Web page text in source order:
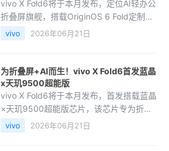
vivo X Fold6将于本月发布，定位AI轻办公
折叠屏旗舰，搭载OriginOS 6 Fold定制系
统。新品聚焦会议效率痛点，通过四麦克
风硬件升级和AI功能提升：AI分角色转写
vivo 2026年06月21日
为折叠屏+AI而生！vivo X Fold6首发蓝晶
x天玑9500超能版
vivo X Fold6将于本月发布，首发搭载蓝晶
×天玑9500超能版芯片，该芯片专为折叠
大屏与AI生产力场景深度定制，联合研发
两年。芯片NPU峰值性能提升111%，功耗
vivo 2026年06月21日